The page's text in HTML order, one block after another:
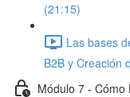
(21:15)
Las bases
B2B y Creación
Módulo 7 - Cómo